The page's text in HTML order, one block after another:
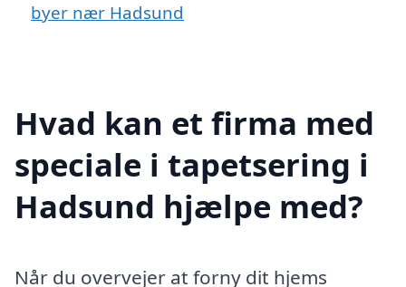
byer nær Hadsund
Hvad kan et firma med
speciale i tapetsering i
Hadsund hjælpe med?
Når du overvejer at forny dit hjems